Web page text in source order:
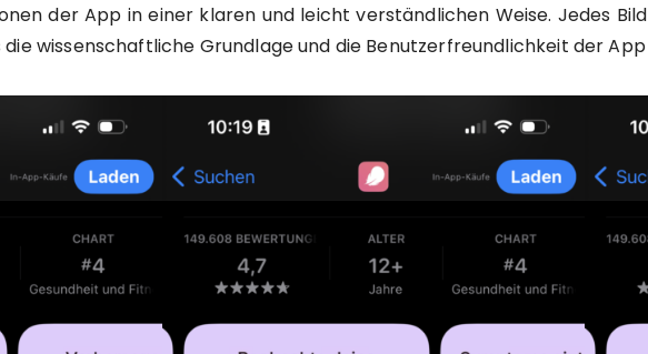
der App in einer klaren und leicht verständlichen Weise. Jedes
die wissenschaftliche Grundlage und die Benutzerfreundlichkeit der